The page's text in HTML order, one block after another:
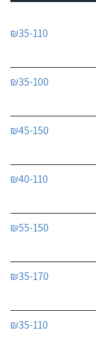
₪35-110
₪35-100
₪45-150
₪40-110
₪55-150
₪35-170
₪35-110